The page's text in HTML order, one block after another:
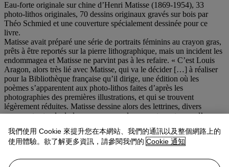
Eau-forte originale sur chine d’Henri Matisse (1869-1954), 33
photo-lithos originales, 70 dessins originaux gravés sur bois par
Théo Schmied et une couverture spécialement dessinée pour ce
livre.
Matisse avait préparé une série de portraits féminins au crayon gras,
prêts à être reportés sur la pierre lithographique, mais un incident les
endommagea et Matisse ne parvint pas à les refaire. « C’est Louis
Aragon, alors très lié avec Matisse, qui va le décider […] à réaliser
pour la Bibliothèque française qu’il dirige, une édition où les
poèmes s’apparentent aux photo-lithos faites d’après les
photographies des premières illustrations, et qui se trouvent
légèrement réduites. Matisse dessine alors des lettrines, divers
ornements et culs-de-lampe, compose la couverture et grave l’eau-
difficile aboutissement. » (Duthuit,Henri Matisse, p. 131).
par Henri Matisse.
我們使用 Cookie 來提升您在本網站、我們的通訊以及整個網路上的
使用體驗。欲了解更多資訊，請參閱我們的 Cookie 通知